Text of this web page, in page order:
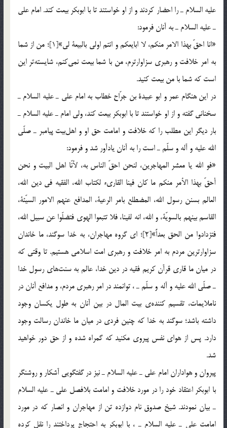
عليه السلام ـ را احضار كردند و از او خواستند تا با ابوبكر بيعت كند. امام علي
ـ عليه السلام ـ به آنان فرمود:
«انا احقّ بهذا الامر منكم، لا ابايعكم و انتم اولي بالبيعة لى»[1]؛ من از شما
به امر خلافت و رهبري سزاوارترم، من با شما بيعت نمي‌كنم، شايسته‌تر اين
است كه شما با من بيعت كنيد.
در اين هنگام عمر و ابو عبيدة بن جرّاح خطاب به امام علي ـ عليه السلام ـ
سخناني گفته و از او خواستند تا با ابوبكر بيعت كند، ولي امام ـ عليه السلام ـ
بار ديگر اين مطلب را كه خلافت و امامت حق او و اهل‌بيت پيامبر ـ صلّي
الله عليه و آله و سلّم ـ است را به آنان يادآور شد و فرمود:
«فو الله يا معشر المهاجرين، لنحن احقّ الناس به، لأنّا اهل البيت و نحن
أحقّ بهذا الأمر منكم ما كان فينا القاريء لكتاب الله، الفقيه في دين الله،
العالم بسنن رسول الله، المضطلع بامر الرعية، المدافع عنهم الامور السيّئة،
القاسم بينهم بالسويّة، و الله، انه لفينا، فلا تتبعوا الهوي فتضلّوا عن سبيل الله،
فتزدادوا من الحق بعداً»[2]؛ اي گروه مهاجران، به خدا سوگند، ما خاندان
سزاوارترين مردم به امر خلافت و رهبري امت اسلامي هستيم. تا وقتي كه
در ميان ما قاري قرآن كريم فقيه در دين خدا، عالم به سنت‌هاي رسول خدا
ـ صلّي الله عليه و آله و سلّم ـ ، توانمند در امر رهبري مردم، و مدافع آنان در
ناملايمات، تقسيم كننده‌ي بيت المال در بين آنان به طول يكسان وجود
داشته باشد؛ سوگند به خدا كه چنين فردي در ميان ما خاندان رسالت وجود
دارد. پس از هواي نفس پيروي مكنيد كه گمراه شده و از حق دور خواهيد
شد.
پيروان و هواداران امام علي ـ عليه السلام ـ نيز در گفتگويي آشكار و روشنگر
با ابوبكر اعتقاد خود را در مورد خلافت و امامت بلافصل علي ـ عليه السلام
ـ بيان نمودند. شيخ صدوق نام دوازده تن از مهاجران و انصار كه در مورد
امامت علي ـ عليه السلام ـ ، با ابوبكر به احتجاج پرداختند را نقل كرده